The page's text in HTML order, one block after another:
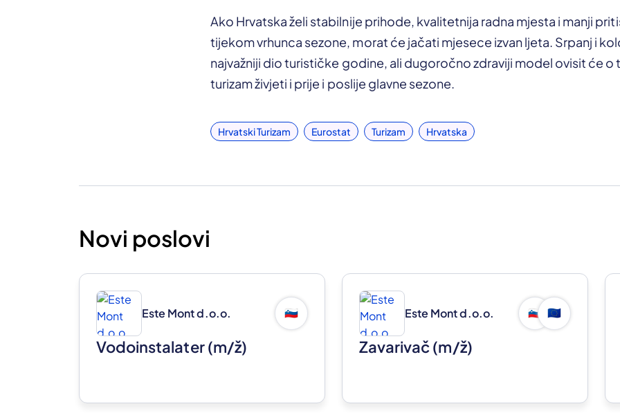
Ako Hrvatska želi stabilnije prihode, kvalitetnija radna mjesta i manji
tijekom vrhunca sezone, morat će jačati mjesece izvan ljeta. Srpanj i
najvažniji dio turističke godine, ali dugoročno zdraviji model ovisit će o
turizam živjeti i prije i poslije glavne sezone.
Hrvatski Turizam Eurostat Turizam Hrvatska
Novi poslovi
Este Mont d.o.o. 🇸🇮
Vodoinstalater(m/ž)
Este Mont d.o.o. 🇸🇮 🇪🇺
Zavarivač (m/ž)